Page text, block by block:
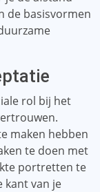
de basisvormen
rol bij het
maken hebben
te doen met
portretten te
kant van je